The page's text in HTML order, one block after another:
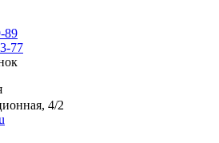
89
77
4/2